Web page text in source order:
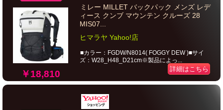
￥18,810
ミレー MILLET バックパック メンズ レデ
ィース クンブ マウンテン クルーズ 28
MIS07...
ヒマラヤ Yahoo!店
■カラー：FGDW/N8014( FOGGY DEW )■サイ
ズ：W28_H48_D21cm※製品によっ...
詳細はこちら